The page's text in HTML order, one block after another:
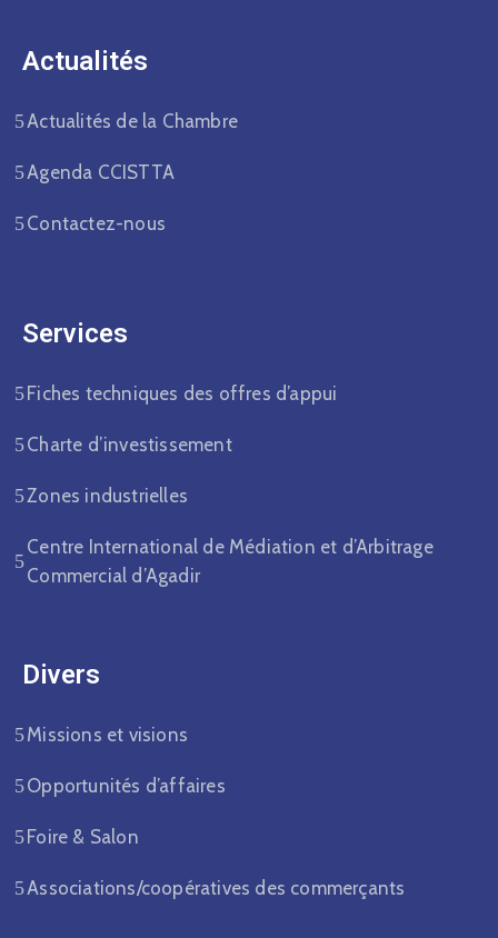
Actualités​
Actualités de la Chambre
Agenda CCISTTA
Contactez-nous
Services
Fiches techniques des offres d’appui
Charte d’investissement
Zones industrielles
Centre International de Médiation et d’Arbitrage
Commercial d’Agadir
Divers​
Missions et visions
Opportunités d’affaires
Foire & Salon
Associations/coopératives des commerçants